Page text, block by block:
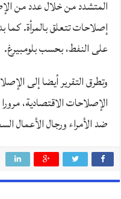
المتشدد من خلال عدد من
إصلاحات تتعلق بالمرأة. كما
على النفط، بحسب بلومبيرغ.
وتطرق التقرير أيضا إلى
الإصلاحات الاقتصادية،
ضد الأمراء ورجال الأعمال